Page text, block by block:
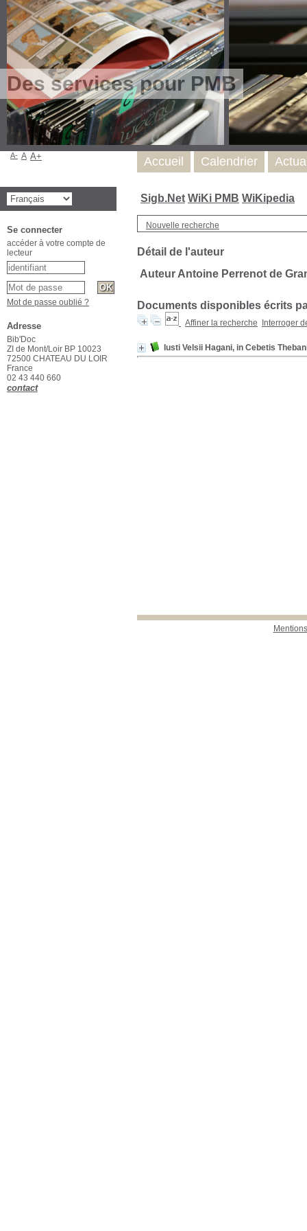
Des services pour PMB
Sigb.Net WiKi PMB WiKipedia
Nouvelle recherche
Détail de l'auteur
Auteur Antoine Perrenot de
Documents disponibles écrits
Affiner la recherche Interroger
Iusti Velsii Hagani, in Cebetis
Accueil Calendrier
A- A A+
Se connecter
accéder à votre compte de
lecteur
Mot de passe oublié ?
Adresse
Bib'Doc
ZI de Mont/Loir BP 10023
72500 CHATEAU DU LOIR
France
02 43 440 660
contact